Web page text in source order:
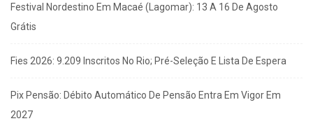
Festival Nordestino Em Macaé (Lagomar): 13 A 16 De Agosto
Grátis
Fies 2026: 9.209 Inscritos No Rio; Pré-Seleção E Lista De Espera
Pix Pensão: Débito Automático De Pensão Entra Em Vigor Em
2027